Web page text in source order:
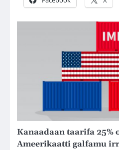
Kanaadaan taarifa 25%
Ameerikaatti galfamu